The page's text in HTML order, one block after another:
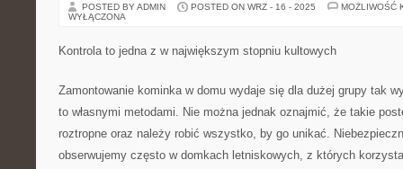
POSTED BY ADMIN POSTED ON WRZ - 16 - 2025
MOŻLIWOŚĆ
WYŁĄCZONA
Kontrola to jedna z w największym stopniu kultowych
Zamontowanie kominka w domu wydaje się dla dużej grupy tak
to własnymi metodami. Nie można jednak oznajmić, że takie
roztropne oraz należy robić wszystko, by go unikać.
obserwujemy często w domkach letniskowych, z których